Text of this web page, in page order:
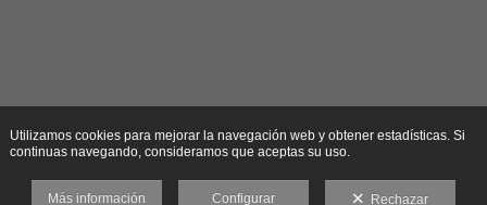
Utilizamos cookies para mejorar la navegación web y obtener estadísticas. Si
continuas navegando, consideramos que aceptas su uso.
Más información Configurar Rechazar